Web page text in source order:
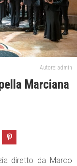
Autore: admin
Marciana
diretto da Marco